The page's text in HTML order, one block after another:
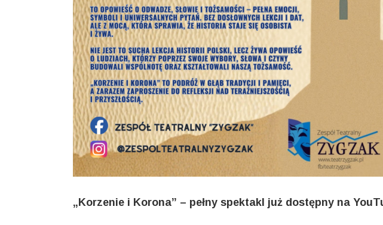
„Korzenie i Korona” – pełny spektakl już dostępny na